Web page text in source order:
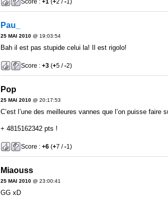
Score : +1(+2 /-1)
Pau_
25 MAI 2010@ 19:03:54
Bah il est pas stupide celui la! Il est rigolo!
Score : +3(+5 /-2)
Pop
25 MAI 2010@ 20:17:53
C’est l’une des meilleures vannes que l’on puisse faire
+ 4815162342 pts !
Score : +6(+7 /-1)
Miaouss
25 MAI 2010@ 23:00:41
GG xD